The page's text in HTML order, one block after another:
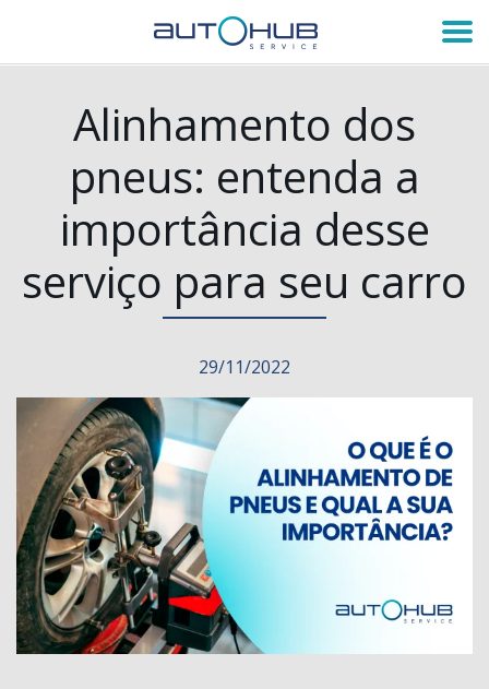
Alinhamento dos
pneus: entenda a
importância desse
serviço para seu carro
29/11/2022